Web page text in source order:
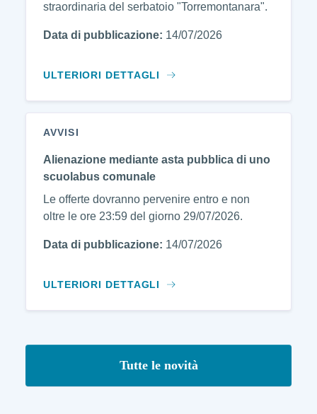
straordinaria del serbatoio "Torremontanara".
Data di pubblicazione: 14/07/2026
ULTERIORI DETTAGLI
AVVISI
Alienazione mediante asta pubblica di uno
scuolabus comunale
Le offerte dovranno pervenire entro e non
oltre le ore 23:59 del giorno 29/07/2026.
Data di pubblicazione: 14/07/2026
ULTERIORI DETTAGLI
Tutte le novità